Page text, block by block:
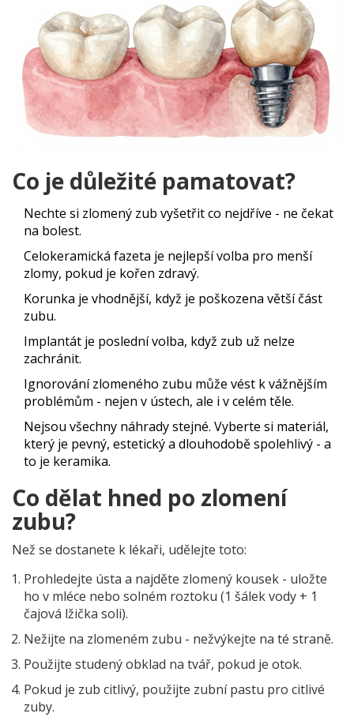
Co je důležité pamatovat?
Nechte si zlomený zub vyšetřit co nejdříve - ne čekat
na bolest.
Celokeramická fazeta je nejlepší volba pro menší
zlomy, pokud je kořen zdravý.
Korunka je vhodnější, když je poškozena větší část
zubu.
Implantát je poslední volba, když zub už nelze
zachránit.
Ignorování zlomeného zubu může vést k vážnějším
problémům - nejen v ústech, ale i v celém těle.
Nejsou všechny náhrady stejné. Vyberte si materiál,
který je pevný, estetický a dlouhodobě spolehlivý - a
to je keramika.
Co dělat hned po zlomení
zubu?
Než se dostanete k lékaři, udělejte toto:
Prohledejte ústa a najděte zlomený kousek - uložte
ho v mléce nebo solném roztoku (1 šálek vody + 1
čajová lžička soli).
Nežijte na zlomeném zubu - nežvýkejte na té straně.
Použijte studený obklad na tvář, pokud je otok.
Pokud je zub citlivý, použijte zubní pastu pro citlivé
zuby.